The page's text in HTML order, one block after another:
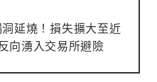
延燒！損失擴大至近
向湧入交易所避險